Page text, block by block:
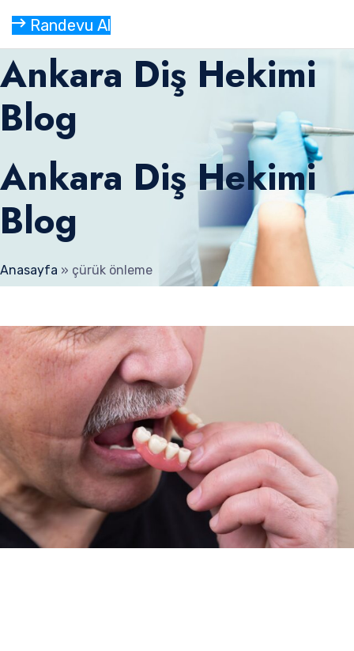
Randevu Al
Ankara Diş Hekimi
Blog
Ankara Diş Hekimi
Blog
Anasayfa » çürük önleme